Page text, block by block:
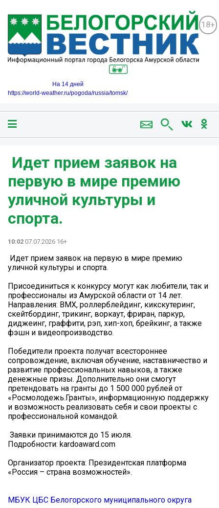
18+
На 14 дней
https://world-weather.ru/pogoda/russia/tomsk/
️ Идет прием заявок на
первую в мире премию
уличной культуры и
спорта.
10:02 07.07.2026 16+
️ Идет прием заявок на первую в мире премию
уличной культуры и спорта.
Присоединиться к конкурсу могут как любители, так и
профессионалы из Амурской области от 14 лет.
Направления: BMX, роллерблейдинг, кикскутеринг,
скейтбординг, трикинг, воркаут, фриран, паркур,
диджеинг, граффити, рэп, хип-хоп, брейкинг, а также
фэшн и видеопроизводство.
Победители проекта получат всестороннее
сопровождение, включая обучение, наставничество и
развитие профессиональных навыков, а также
денежные призы. Дополнительно они смогут
претендовать на гранты до 1 500 000 рублей от
«Росмолодежь.Гранты», информационную поддержку
и возможность реализовать себя и свои проекты с
профессиональной командой.
️ Заявки принимаются до 15 июля.
Подробности: kardoaward.com
Организатор проекта: Президентская платформа
«Россия – страна возможностей».
МБУК ЦБС Белогорского муниципального округа